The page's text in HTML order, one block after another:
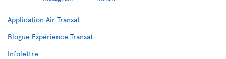
Application Air Transat
Blogue Expérience Transat
Infolettre